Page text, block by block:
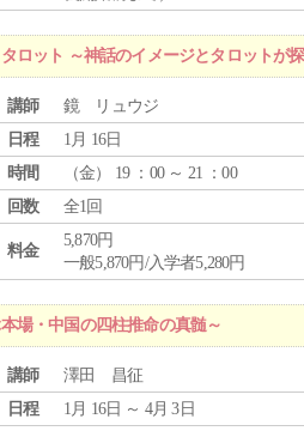
ロット ～神話のイメージとタロットが
講師
鏡 リュウジ
日程
1月 16日
時間
（金） 19 ：00 ～ 21 ：00
回数
全1回
料金
5,870円
一般5,870円/入学者5,280円
場・中国の四柱推命の真髄～
講師
澤田 昌征
日程
1月 16日 ～ 4月 3日